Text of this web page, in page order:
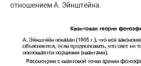
отношением А. Эйнштейна.